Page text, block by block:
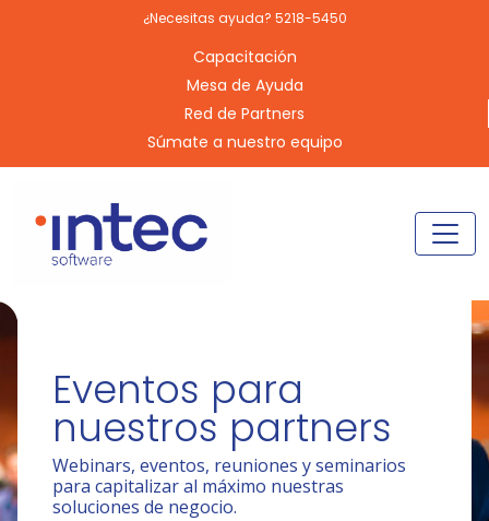
¿Necesitas ayuda? 5218-5450
Capacitación
Mesa de Ayuda
Red de Partners
Súmate a nuestro equipo
Eventos para
nuestros partners
Webinars, eventos, reuniones y seminarios
para capitalizar al máximo nuestras
soluciones de negocio.